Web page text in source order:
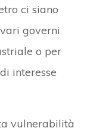
ci siano
governi
o per
interesse
vulnerabilità